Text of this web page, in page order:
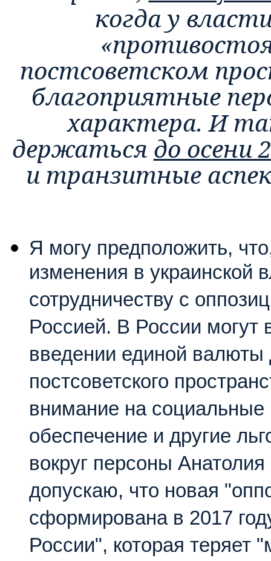
когда у
постсоветском
благоприятные
характера. И
держаться до осени
и транзитные
Я могу предположить,
изменения в украинской
сотрудничеству с
Россией. В России могут
введении единой валюты
постсоветского
внимание на
обеспечение и другие
вокруг персоны
допускаю, что новая
сформирована в 2017
России", которая теряет